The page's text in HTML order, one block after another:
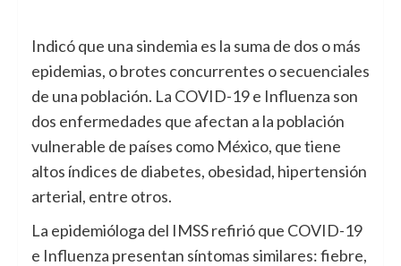
Indicó que una sindemia es la suma de dos o más
epidemias, o brotes concurrentes o secuenciales
de una población. La COVID-19 e Influenza son
dos enfermedades que afectan a la población
vulnerable de países como México, que tiene
altos índices de diabetes, obesidad, hipertensión
arterial, entre otros.
La epidemióloga del IMSS refirió que COVID-19
e Influenza presentan síntomas similares: fiebre,